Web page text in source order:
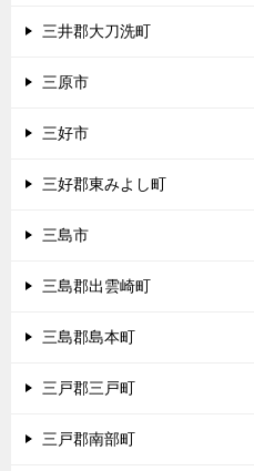
三井郡大刀洗町
三原市
三好市
三好郡東みよし町
三島市
三島郡出雲崎町
三島郡島本町
三戸郡三戸町
三戸郡南部町